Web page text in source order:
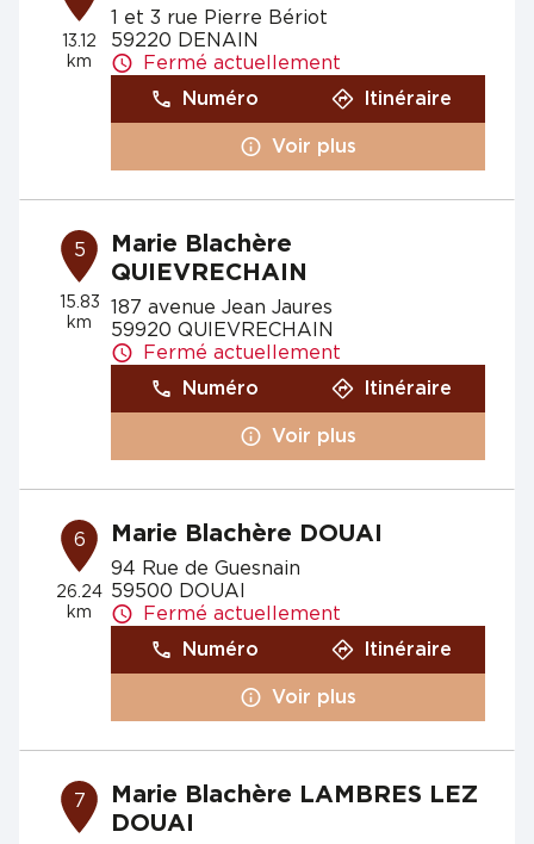
13.12
km
1 et 3 rue Pierre Bériot
59220 DENAIN
Fermé actuellement
Numéro
Itinéraire
Voir plus
5
15.83
km
Marie Blachère
QUIEVRECHAIN
187 avenue Jean Jaures
59920 QUIEVRECHAIN
Fermé actuellement
Numéro
Itinéraire
Voir plus
6
26.24
km
Marie Blachère DOUAI
94 Rue de Guesnain
59500 DOUAI
Fermé actuellement
Numéro
Itinéraire
Voir plus
7
Marie Blachère LAMBRES LEZ
DOUAI